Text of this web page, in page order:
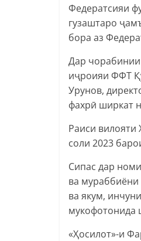
Федератсияи
гузаштаро
бора аз
Дар чорабинии
иҷроияи ФФТ
Урунов,
фахрӣ ширкат
Раиси
соли 2023
Сипас дар
ва мураббиёни
ва якум,
мукофотонида
«Ҳосилот»-и